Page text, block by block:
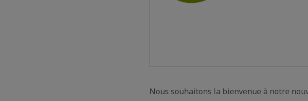
Nous souhaitons la bienvenue à notre